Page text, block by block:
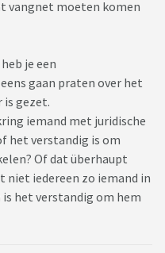
vangnet moeten komen
je een
gaan praten over het
is gezet.
iemand met juridische
het verstandig is om
Of dat überhaupt
niet iedereen zo iemand in
het verstandig om hem